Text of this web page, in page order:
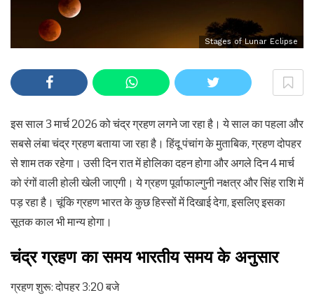
Stages of Lunar Eclipse
इस साल 3 मार्च 2026 को चंद्र ग्रहण लगने जा रहा है। ये साल का पहला और
सबसे लंबा चंद्र ग्रहण बताया जा रहा है। हिंदू पंचांग के मुताबिक, ग्रहण दोपहर
से शाम तक रहेगा। उसी दिन रात में होलिका दहन होगा और अगले दिन 4 मार्च
को रंगों वाली होली खेली जाएगी। ये ग्रहण पूर्वाफाल्गुनी नक्षत्र और सिंह राशि में
पड़ रहा है। चूंकि ग्रहण भारत के कुछ हिस्सों में दिखाई देगा, इसलिए इसका
सूतक काल भी मान्य होगा।
चंद्र ग्रहण का समय भारतीय समय के अनुसार
ग्रहण शुरू: दोपहर 3:20 बजे